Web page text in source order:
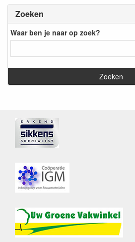
Zoeken
Waar ben je naar op zoek?